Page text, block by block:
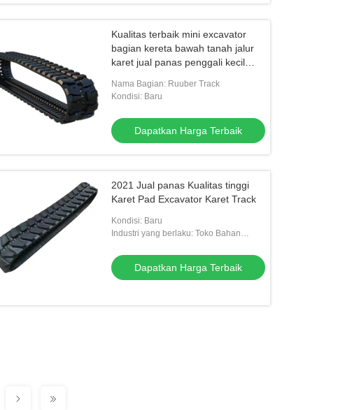
Kualitas terbaik mini excavator
bagian kereta bawah tanah jalur
karet jual panas penggali kecil
Nama Bagian: Ruuber Track
Kondisi: Baru
Dapatkan Harga Terbaik
2021 Jual panas Kualitas tinggi
Karet Pad Excavator Karet Track
Kondisi: Baru
Industri yang berlaku: Toko Bahan
Pekerjaan Konstruksi
Dapatkan Harga Terbaik